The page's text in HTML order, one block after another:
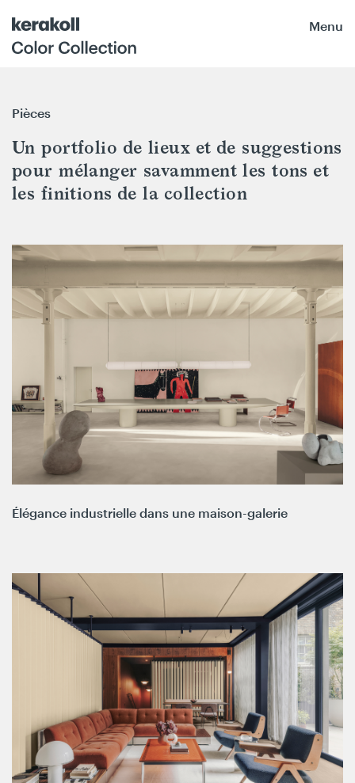
Menu
Pièces
Un portfolio de lieux et de suggestions
pour mélanger savamment les tons et
les finitions de la collection
Élégance industrielle dans une maison-galerie